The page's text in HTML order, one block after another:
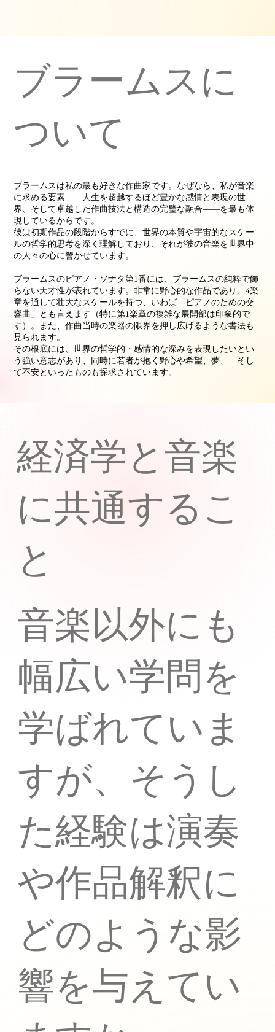
​ブラームスに
ついて
ブラームスは私の最も好きな作曲家です。なぜなら、私が音楽
に求める要素――人生を超越するほど豊かな感情と表現の世
界、そして卓越した作曲技法と構造の完璧な融合――を最も体
現しているからです。
彼は初期作品の段階からすでに、世界の本質や宇宙的なスケー
ルの哲学的思考を深く理解しており、それが彼の音楽を世界中
の人々の心に響かせています。
ブラームスのピアノ・ソナタ第1番には、ブラームスの純粋で飾
らない天才性が表れています。非常に野心的な作品であり、4楽
章を通して壮大なスケールを持つ、いわば「ピアノのための交
響曲」とも言えます（特に第1楽章の複雑な展開部は印象的で
す）。また、作曲当時の楽器の限界を押し広げるような書法も
見られます。
その根底には、世界の哲学的・感情的な深みを表現したいとい
う強い意志があり、同時に若者が抱く野心や希望、夢、 そし
て不安といったものも探求されています。
​経済学と音楽
に共通するこ
と
音楽以外にも
幅広い学問を
学ばれていま
すが、そうし
た経験は演奏
や作品解釈に
どのような影
響を与えてい